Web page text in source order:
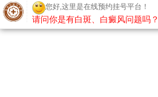
您好,这里是在线预约挂号平台！
请问你是有白斑、白癜风问题吗？